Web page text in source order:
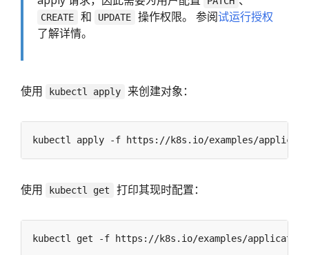
CREATE 和 UPDATE 操作权限。 参阅试运行授权
了解详情。
使用 kubectl apply 来创建对象：
使用 kubectl get 打印其现时配置：